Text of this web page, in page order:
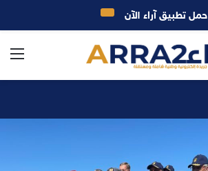
حمل تطبيق آراء الآن